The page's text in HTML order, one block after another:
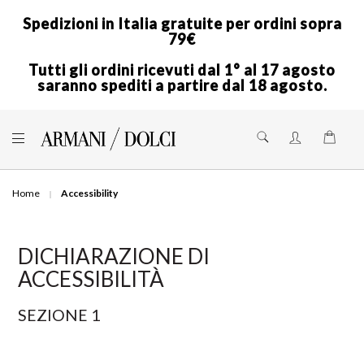
Spedizioni in Italia gratuite per ordini sopra
79€
Tutti gli ordini ricevuti dal 1° al 17 agosto
saranno spediti a partire dal 18 agosto.
Home Accessibility
DICHIARAZIONE DI
ACCESSIBILITÀ
SEZIONE 1